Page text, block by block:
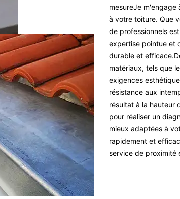
mesureJe
à votre toiture. Que
de professionnels
expertise pointue et
durable et
matériaux, tels que
exigences
résistance aux
résultat à la hauteur
pour réaliser un
mieux adaptées à
rapidement et
service de proximité